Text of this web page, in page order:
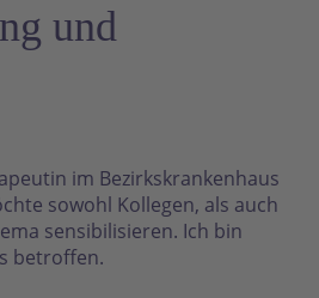
und
im Bezirkskrankenhaus
sowohl Kollegen, als auch
sensibilisieren. Ich bin
betroffen.